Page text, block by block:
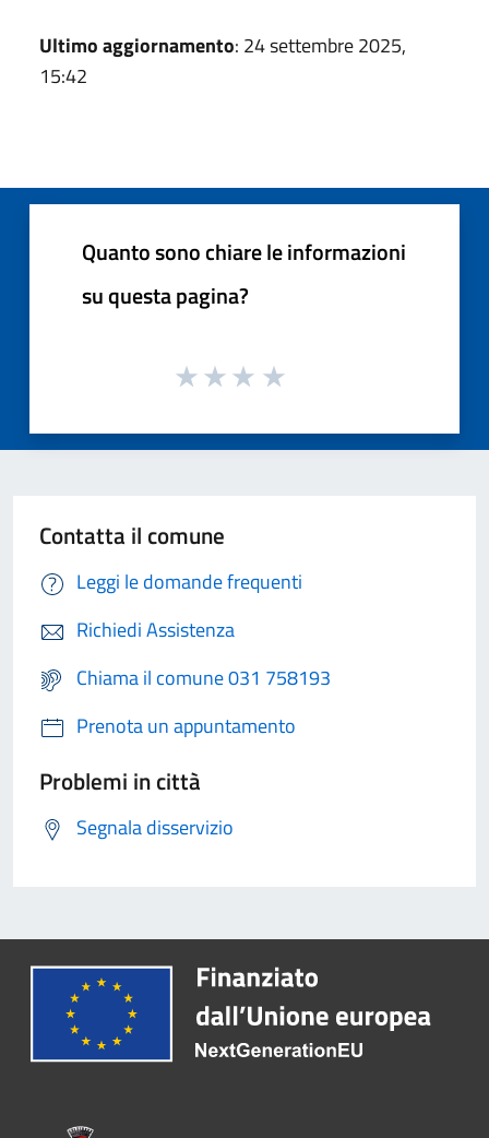
Ultimo aggiornamento: 24 settembre 2025,
15:42
Quanto sono chiare le informazioni
su questa pagina?
Contatta il comune
Leggi le domande frequenti
Richiedi Assistenza
Chiama il comune 031 758193
Prenota un appuntamento
Problemi in città
Segnala disservizio